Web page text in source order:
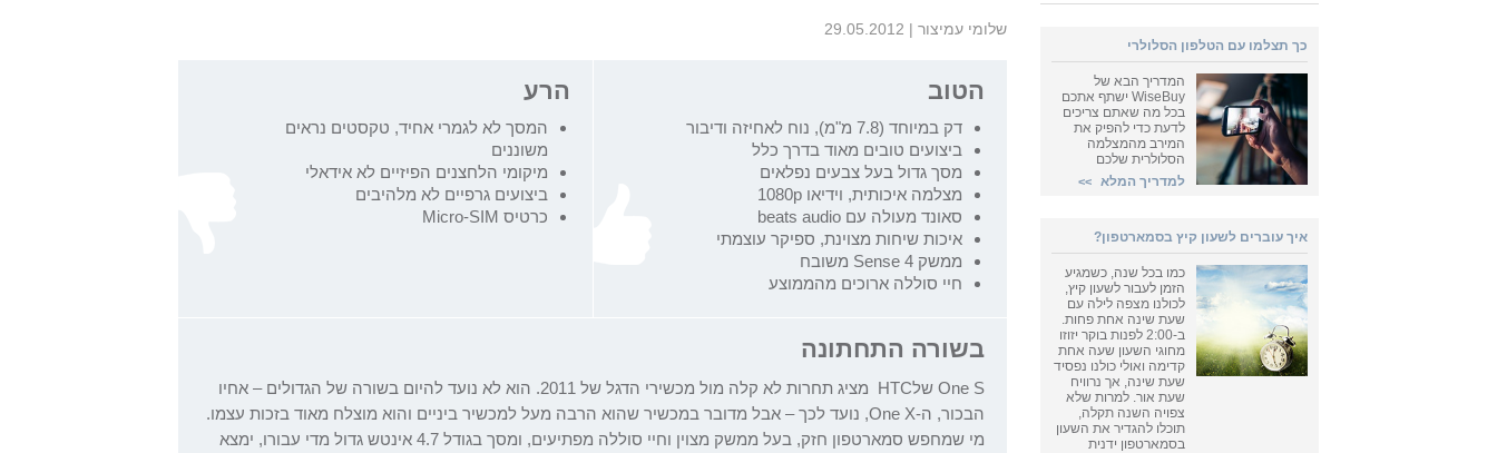
כך תצלמו עם הטלפון הסלולרי
המדריך הבא של
WiseBuy ישתף אתכם
בכל מה שאתם צריכים
לדעת כדי להפיק את
המירב מהמצלמה
הסלולרית שלכם
למדריך המלא
>>
איך עוברים לשעון קיץ בסמארטפון?
כמו בכל שנה, כשמגיע
הזמן לעבור לשעון קיץ,
לכולנו מצפה לילה עם
שעת שינה אחת פחות.
ב-2:00 לפנות בוקר יזוזו
מחוגי השעון שעה אחת
קדימה ואולי כולנו נפסיד
שעת שינה, אך נרוויח
שעת אור. למרות שלא
צפויה השנה תקלה,
תוכלו להגדיר את השעון
בסמארטפון ידנית
שלומי עמיצור |
הטוב
דק במיוחד (7.8 מ"מ), נוח לאחיזה ודיבור
ביצועים טובים מאוד בדרך כלל
מסך גדול בעל צבעים נפלאים
מצלמה איכותית, וידיאו 1080p
סאונד מעולה עם beats audio
איכות שיחות מצוינת, ספיקר עוצמתי
ממשק Sense 4 משובח
חיי סוללה ארוכים מהממוצע
הרע
המסך לא לגמרי אחיד, טקסטים נראים
משוננים
מיקומי הלחצנים הפיזיים לא אידאלי
ביצועים גרפיים לא מלהיבים
כרטיס Micro-SIM
בשורה התחתונה
One S שלHTC
מציג תחרות לא קלה מול מכשירי הדגל של 2011. הוא לא נועד להיום בשורה של הגדולים – אחיו
הבכור, ה-One X, נועד לכך – אבל מדובר במכשיר שהוא הרבה מעל למכשיר ביניים והוא מוצלח מאוד בזכות עצמו.
מי שמחפש סמארטפון חזק, בעל ממשק מצוין וחיי סוללה מפתיעים, ומסך בגודל 4.7 אינטש גדול מדי עבורו, ימצא